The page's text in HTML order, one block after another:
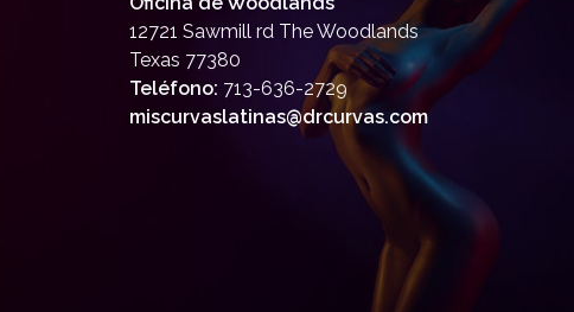
12721 Sawmill rd The Woodlands
Texas 77380
Teléfono: 713-636-2729
miscurvaslatinas@drcurvas.com